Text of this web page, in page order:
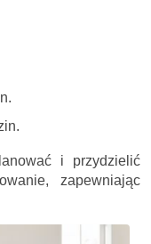
i przydzielić
zapewniając